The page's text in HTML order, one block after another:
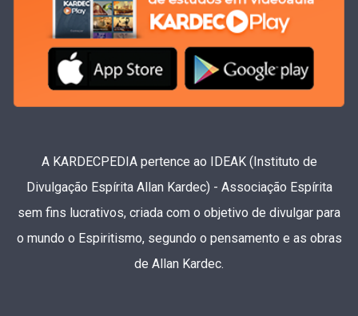
A KARDECPEDIA pertence ao IDEAK (Instituto de
Divulgação Espírita Allan Kardec) - Associação Espírita
sem fins lucrativos, criada com o objetivo de divulgar para
o mundo o Espiritismo, segundo o pensamento e as obras
de Allan Kardec.